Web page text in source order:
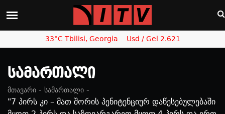
33°C Tbilisi, Georgia Usd / Gel 2.621
Სამართალი
მთავარი - სამართალი -
"7 პირს კი – მათ შორის პენიტენციურ დაწესებულებაში